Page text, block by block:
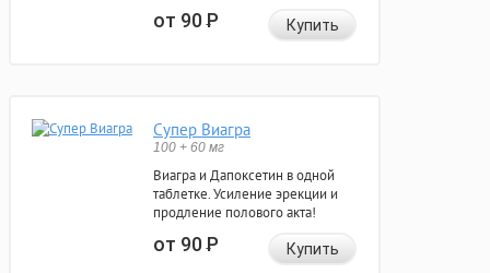
от 90Р Купить
Супер Виагра
100 + 60 мг
Виагра и Дапоксетин в одной
таблетке. Усиление эрекции и
продление полового акта!
от 90Р Купить